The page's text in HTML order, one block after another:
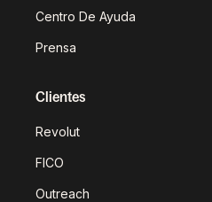
Centro De Ayuda
Prensa
Clientes
Revolut
FICO
Outreach